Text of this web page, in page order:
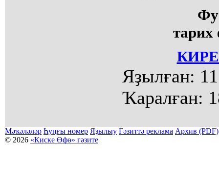
тарих
Яҙылған:
Ҡаралған:
Мәҡәләләр Һуңғы номер Яҙылыу Гәзиттә реклама Архив (PDF)
© 2026 «Киске Өфө» гәзите